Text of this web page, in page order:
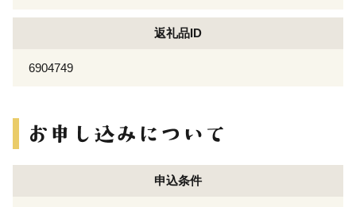
返礼品ID
6904749
申込条件